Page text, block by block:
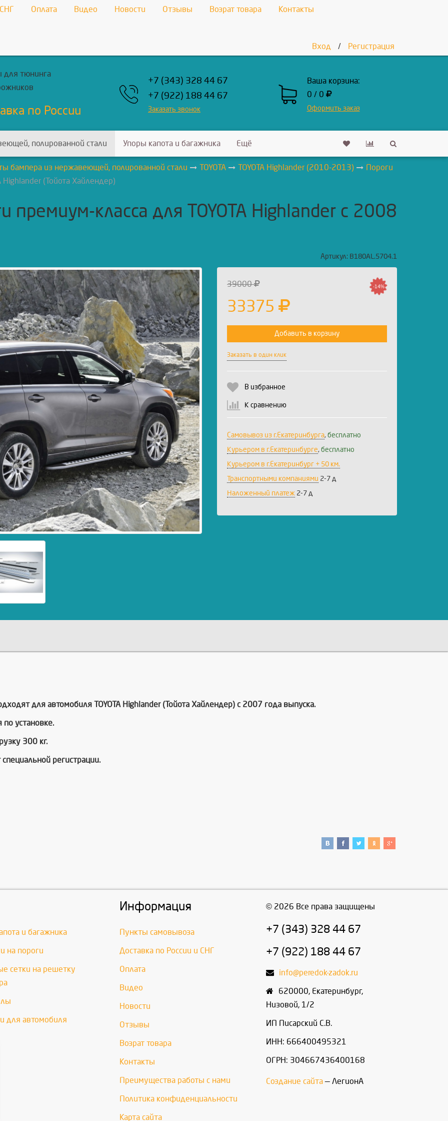
Оплата Видео Новости Отзывы Возрат товара Контакты
Вход / Регистрация
для тюнинга
по России
+7 (343) 328 44 67
+7 (922) 188 44 67
Заказать звонок
Ваша корзина:
0 / 0
Оформить заказ
полированной стали Упоры капота и багажника Ещё
бампера из нержавеющей, полированной стали TOYOTA TOYOTA Highlander (2010-2013)
Пороги
(Тойота Хайлендер)
премиум-класса для TOYOTA Highlander с 2008
Артикул: B180AL.5704.1
39000
33375
-14%
Добавить в корзину
Заказать в один клик
В избранное
К сравнению
Самовывоз из г.Екатеринбурга, бесплатно
Курьером в г.Екатеринбурге, бесплатно
Курьером в г.Екатеринбург + 50 км.
Транспортными компаниями 2-7 д
Наложенный платеж 2-7 д
для автомобиля TOYOTA Highlander (Тойота Хайлендер) с 2007 года выпуска.
установке.
300 кг.
регистрации.
и багажника
на пороги
сетки на решетку
для автомобиля
Информация
Пункты самовывоза
Доставка по России и СНГ
Оплата
Видео
Новости
Отзывы
Возрат товара
Контакты
Преимущества работы с нами
Политика конфиденциальности
Карта сайта
© 2026 Все права защищены
+7 (343) 328 44 67
+7 (922) 188 44 67
info@peredok-zadok.ru
620000, Екатеринбург,
Низовой, 1/2
ИП Писарский С.В.
ИНН: 666400495321
ОГРН: 304667436400168
Создание сайта— ЛегионА